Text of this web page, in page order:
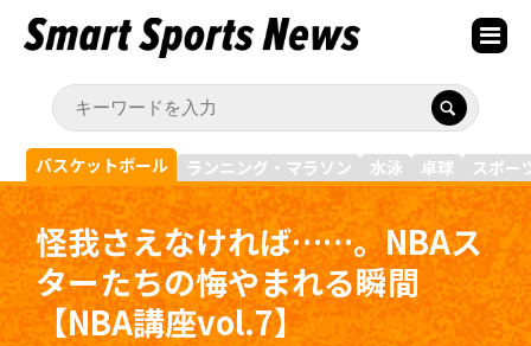
バスケットボール ランニング・マラソン 水泳 卓球 スポー
怪我さえなければ……。NBAス
ターたちの悔やまれる瞬間
【NBA講座vol.7】